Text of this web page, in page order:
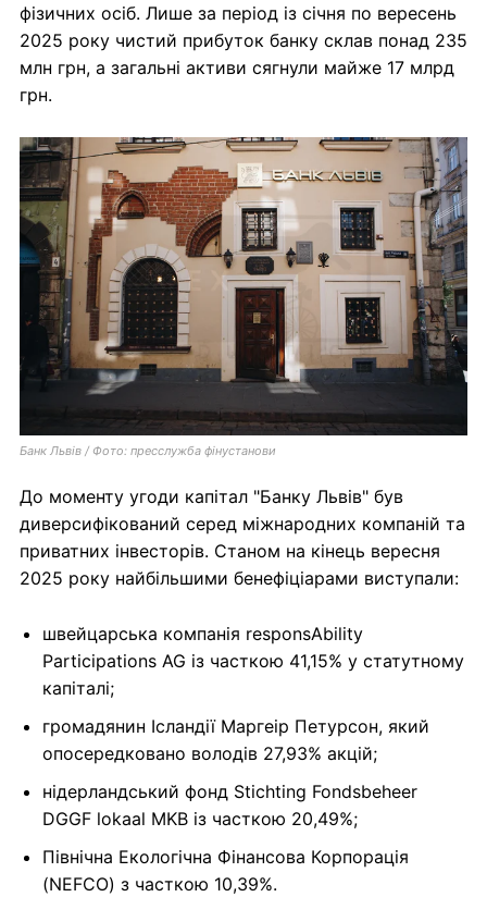
фізичних осіб. Лише за період із січня по вересень
2025 року чистий прибуток банку склав понад 235
млн грн, а загальні активи сягнули майже 17 млрд
грн.
Банк Львів / Фото: пресслужба фінустанови
До моменту угоди капітал "Банку Львів" був
диверсифікований серед міжнародних компаній та
приватних інвесторів. Станом на кінець вересня
2025 року найбільшими бенефіціарами виступали:
швейцарська компанія responsAbility
Participations AG із часткою 41,15% у статутному
капіталі;
громадянин Ісландії Маргеір Петурсон, який
опосередковано володів 27,93% акцій;
нідерландський фонд Stichting Fondsbeheer
DGGF lokaal MKB із часткою 20,49%;
Північна Екологічна Фінансова Корпорація
(NEFCO) з часткою 10,39%.